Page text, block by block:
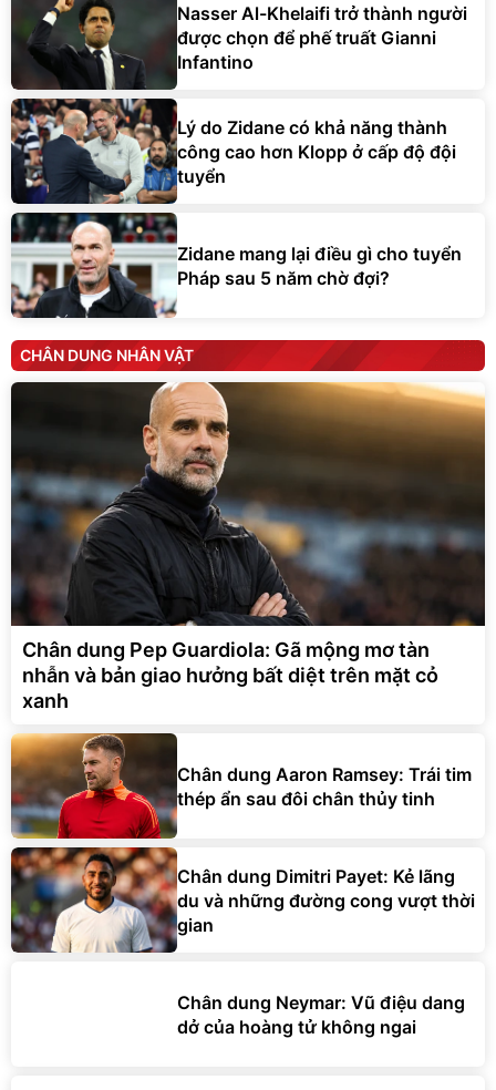
Nasser Al-Khelaifi trở thành người
được chọn để phế truất Gianni
Infantino
Lý do Zidane có khả năng thành
công cao hơn Klopp ở cấp độ đội
tuyển
Zidane mang lại điều gì cho tuyển
Pháp sau 5 năm chờ đợi?
CHÂN DUNG NHÂN VẬT
Chân dung Pep Guardiola: Gã mộng mơ tàn
nhẫn và bản giao hưởng bất diệt trên mặt cỏ
xanh
Chân dung Aaron Ramsey: Trái tim
thép ẩn sau đôi chân thủy tinh
Chân dung Dimitri Payet: Kẻ lãng
du và những đường cong vượt thời
gian
Chân dung Neymar: Vũ điệu dang
dở của hoàng tử không ngai